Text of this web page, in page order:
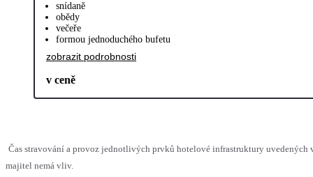
snídaně
obědy
večeře
formou jednoduchého bufetu
zobrazit podrobnosti
v ceně
Čas stravování a provoz jednotlivých prvků hotelové infrastruktury uvedených
majitel nemá vliv.